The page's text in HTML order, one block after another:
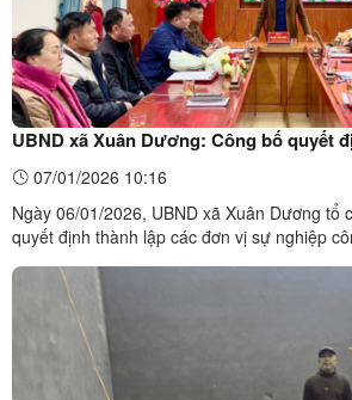
UBND xã Xuân Dương: Công bố quyết
đơn vị sự nghiệp công lập trực thuộc
định về công tác cán bộ.
07/01/2026 10:16
Ngày 06/01/2026, UBND xã Xuân Dương tổ
quyết định thành lập các đơn vị sự nghiệp
có đồng chí Phạm Văn Hoài, Phó Bí thư
xã; đại diện lãnh đạo các cơ quan chuyên